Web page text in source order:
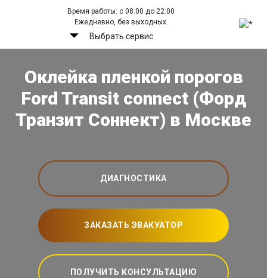
Время работы: с 08:00 до 22:00
Ежедневно, без выходных.
Выбрать сервис
Оклейка пленкой порогов
Ford Transit connect (Форд
Транзит Соннект) в Москве
ДИАГНОСТИКА
ЗАКАЗАТЬ ЭВАКУАТОР
ПОЛУЧИТЬ КОНСУЛЬТАЦИЮ